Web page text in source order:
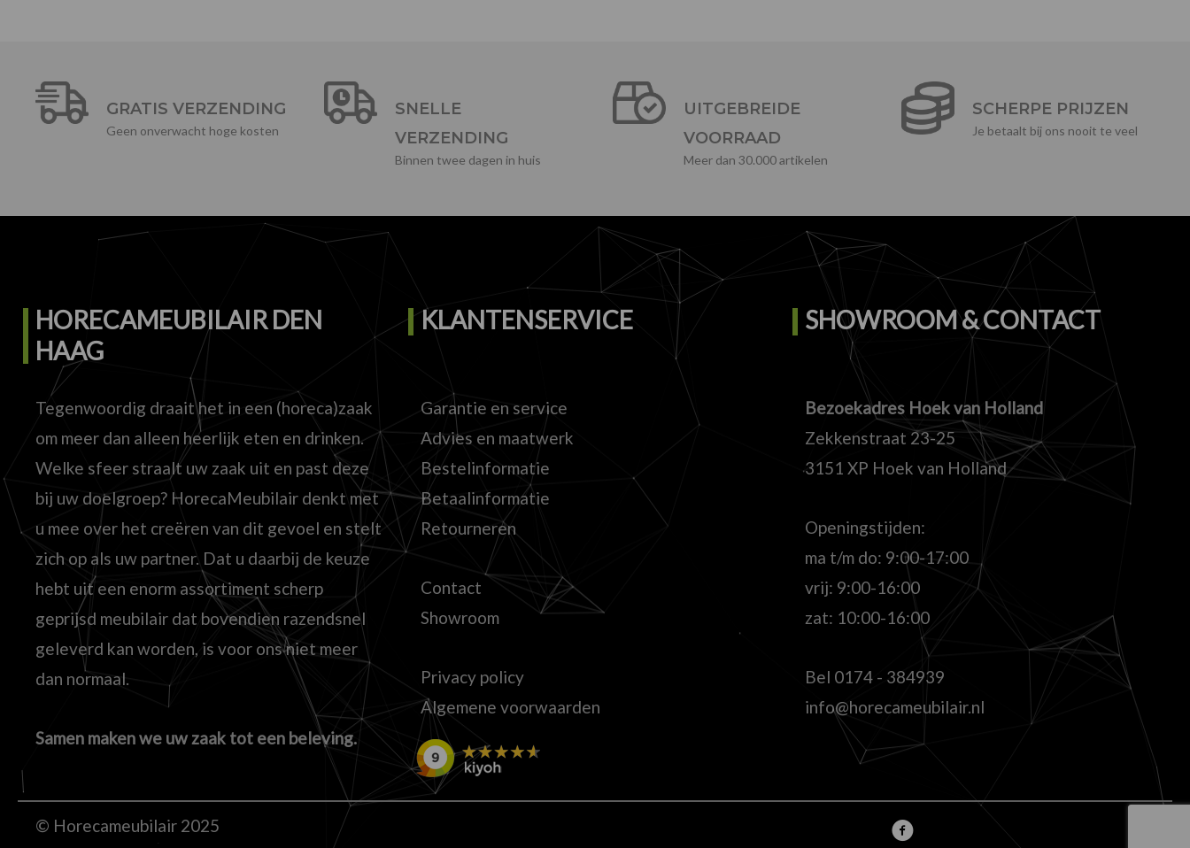
GRATIS VERZENDING
Geen onverwacht hoge kosten
SNELLE
VERZENDING
Binnen twee dagen in huis
UITGEBREIDE
VOORRAAD
Meer dan 30.000 artikelen
SCHERPE PRIJZEN
Je betaalt bij ons nooit te veel
HORECAMEUBILAIR DEN
HAAG
Tegenwoordig draait het in een (horeca)zaak
om meer dan alleen heerlijk eten en drinken.
Welke sfeer straalt uw zaak uit en past deze
bij uw doelgroep? HorecaMeubilair denkt met
u mee over het creëren van dit gevoel en stelt
zich op als uw partner. Dat u daarbij de keuze
hebt uit een enorm assortiment scherp
geprijsd meubilair dat bovendien razendsnel
geleverd kan worden, is voor ons niet meer
dan normaal.
Samen maken we uw zaak tot een beleving.
KLANTENSERVICE
Garantie en service
Advies en maatwerk
Bestelinformatie
Betaalinformatie
Retourneren
Contact
Showroom
Privacy policy
Algemene voorwaarden
SHOWROOM & CONTACT
Bezoekadres Hoek van Holland
Zekkenstraat 23-25
3151 XP Hoek van Holland
Openingstijden:
ma t/m do: 9:00-17:00
vrij: 9:00-16:00
zat: 10:00-16:00
Bel 0174 - 384939
info@horecameubilair.nl
© Horecameubilair 2025